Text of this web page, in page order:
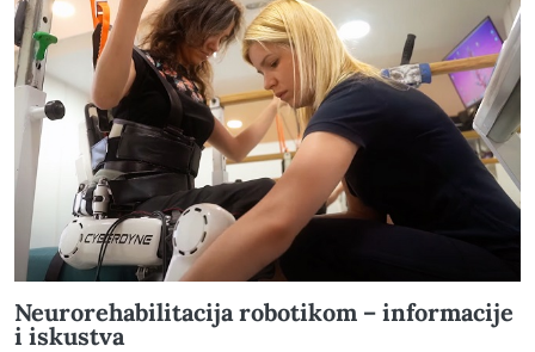
Neurorehabilitacija robotikom – informacije
i iskustva